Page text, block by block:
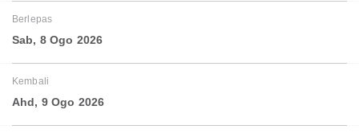
Berlepas
Sab, 8 Ogo 2026
Kembali
Ahd, 9 Ogo 2026